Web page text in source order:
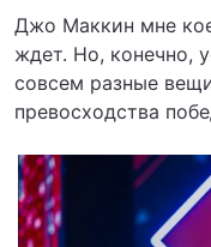
Джо Маккин мне
ждет. Но, конечно,
совсем разные
превосходства